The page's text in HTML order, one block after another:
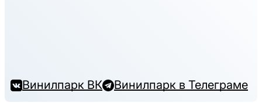
Винилпарк ВК Винилпарк в Телеграме